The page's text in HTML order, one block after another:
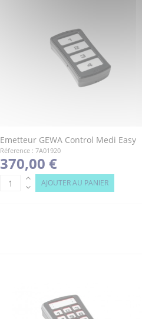
Emetteur GEWA Control Medi Easy
Réference : 7A01920
370,00 €
AJOUTER AU PANIER